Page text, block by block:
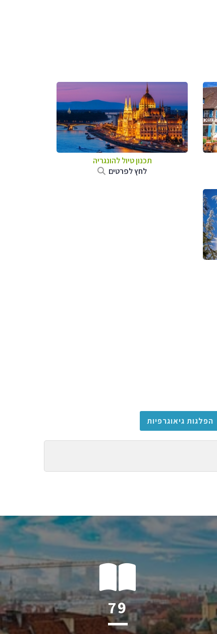
תכנון טיול להונגריה
לחץ לפרטים
הפלגות גיאוגרפיות
114